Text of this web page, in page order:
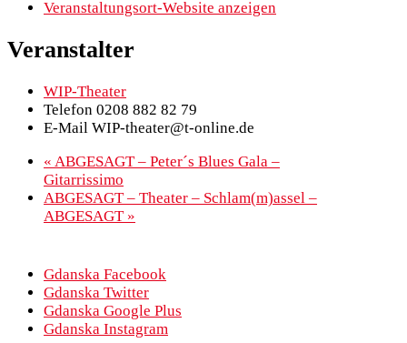
Veranstaltungsort-Website anzeigen
Veranstalter
WIP-Theater
Telefon 0208 882 82 79
E-Mail WIP-theater@t-online.de
« ABGESAGT – Peter´s Blues Gala –
Gitarrissimo
ABGESAGT – Theater – Schlam(m)assel –
ABGESAGT »
Gdanska Facebook
Gdanska Twitter
Gdanska Google Plus
Gdanska Instagram